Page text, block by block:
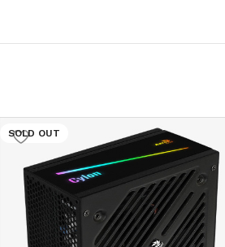
SOLD OUT